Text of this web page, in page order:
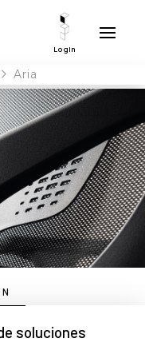
Login
Aria
soluciones